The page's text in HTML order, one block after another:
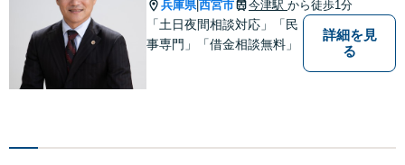
兵庫県|西宮市 今津駅 から徒歩1分
「土日夜間相談対応」「民
事専門」「借金相談無料」
詳細を見
る